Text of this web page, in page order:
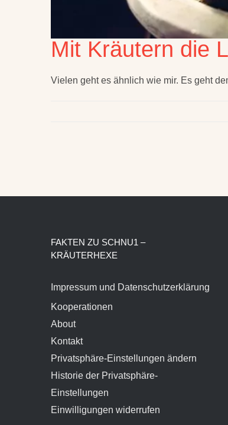
Mit Kräutern die
Vielen geht es ähnlich wie mir. Es geht
FAKTEN ZU SCHNU1 –
KRÄUTERHEXE
Impressum und Datenschutzerklärung
Kooperationen
About
Kontakt
Privatsphäre-Einstellungen ändern
Historie der Privatsphäre-
Einstellungen
Einwilligungen widerrufen